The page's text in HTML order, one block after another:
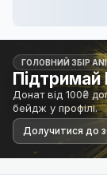
ГОЛОВНИЙ ЗБІР
Донат від 100₴
бейдж у профілі.
Долучитися до